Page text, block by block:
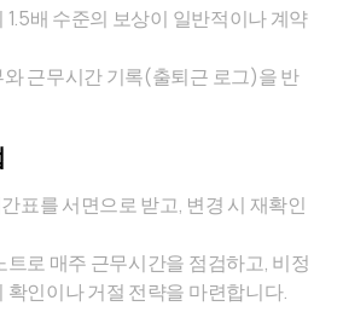
1.5배 수준의 보상이 일반적이나 계약
근무시간 기록(출퇴근 로그)을 반
표를 서면으로 받고, 변경 시 재확인
트로 매주 근무시간을 점검하고, 비정
확인이나 거절 전략을 마련합니다.